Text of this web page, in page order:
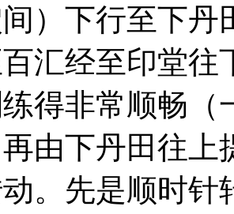
）下行至下
汇经至印堂往
得非常顺畅（
由下丹田往
。先是顺时针